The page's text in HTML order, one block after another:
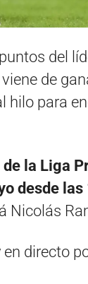
del
de
hilo para
la Liga
desde las
Nicolás
directo